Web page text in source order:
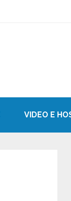
VIDEO E